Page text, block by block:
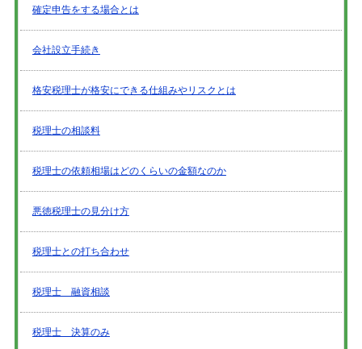
確定申告をする場合とは
会社設立手続き
格安税理士が格安にできる仕組みやリスクとは
税理士の相談料
税理士の依頼相場はどのくらいの金額なのか
悪徳税理士の見分け方
税理士との打ち合わせ
税理士 融資相談
税理士 決算のみ